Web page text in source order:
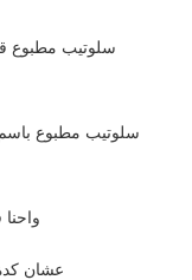
سلوتيب مطبوع
سلوتيب مطبوع
عشان